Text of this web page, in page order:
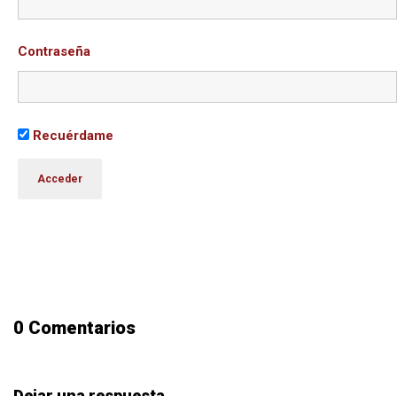
Contraseña
Recuérdame
0 Comentarios